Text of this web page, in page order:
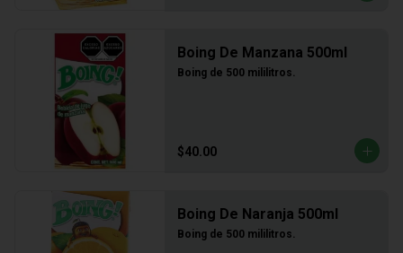
Boing De Manzana 500ml
Boing de 500 mililitros.
$40.00
Boing De Naranja 500ml
Boing de 500 mililitros.